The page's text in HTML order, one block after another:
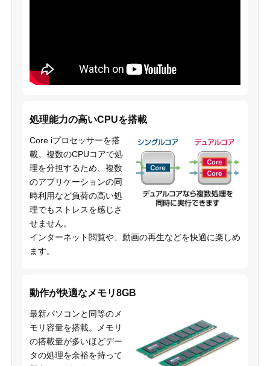
処理能力の高いCPUを搭載
Core iプロセッサーを搭
載。複数のCPUコアで処
理を分担するため、複数
のアプリケーションの同
時利用など負荷の高い処
理でもストレスを感じさ
せません。
インターネット閲覧や、動画の再生などを快適に楽しめ
ます。
動作が快適なメモリ8GB
最新パソコンと同等のメ
モリ容量を搭載。メモリ
の搭載量が多いほどデー
タの処理を余裕を持って